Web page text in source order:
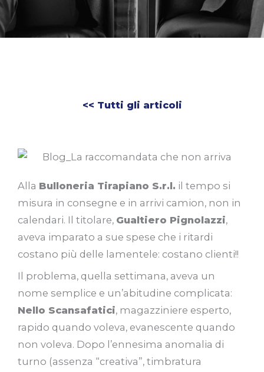
<< Tutti gli articoli
Alla Bulloneria Tirapiano S.r.l. il tempo si
misura in consegne e in arrivi camion, non in
calendari. Il titolare, Gualtiero Pignolazzi,
aveva imparato a sue spese che i ritardi
costano più delle lamentele: costano clienti!!
Il problema, quella settimana, aveva un
nome semplice e un’abitudine complicata:
Nello Scansafatici, magazziniere esperto,
rapido quando voleva, evanescente quando
non voleva. Dopo l’ennesima anomalia di
turno (assenza “creativa”, timbratura